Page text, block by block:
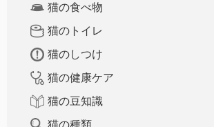
猫の食べ物
猫のトイレ
猫のしつけ
猫の健康ケア
猫の豆知識
猫の種類